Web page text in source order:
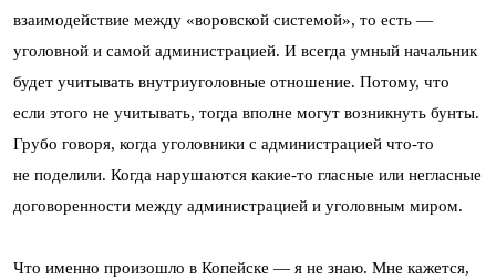
взаимодействие между «воровской системой», то есть —
уголовной и самой администрацией. И всегда умный начальник
будет учитывать внутриуголовные отношение. Потому, что
если этого не учитывать, тогда вполне могут возникнуть бунты.
Грубо говоря, когда уголовники с администрацией что-то
не поделили. Когда нарушаются какие-то гласные или негласные
договоренности между администрацией и уголовным миром.
Что именно произошло в Копейске — я не знаю. Мне кажется,